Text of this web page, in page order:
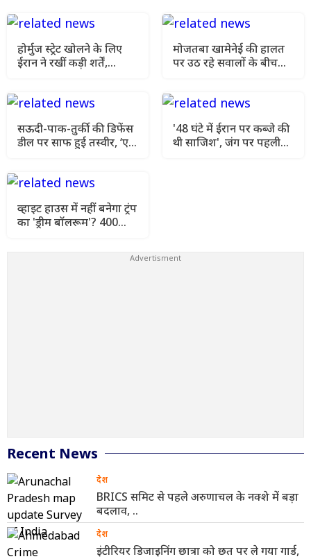
होर्मुज स्ट्रेट खोलने के लिए
ईरान ने रखीं कड़ी शर्तें,
मोजतबा खामेनेई की हालत
पर उठ रहे सवालों के बीच
सऊदी-पाक-तुर्की की डिफेंस
डील पर साफ हुई तस्वीर, ‘एक
'48 घंटे में ईरान पर कब्जे की
थी साजिश', जंग पर पहली
व्हाइट हाउस में नहीं बनेगा ट्रंप
का 'ड्रीम बॉलरूम'? 400
Recent News
देश
BRICS समिट से पहले अरुणाचल के नक्शे में बड़ा
बदलाव, ..
देश
इंटीरियर डिजाइनिंग छात्रा को छत पर ले गया गार्ड,